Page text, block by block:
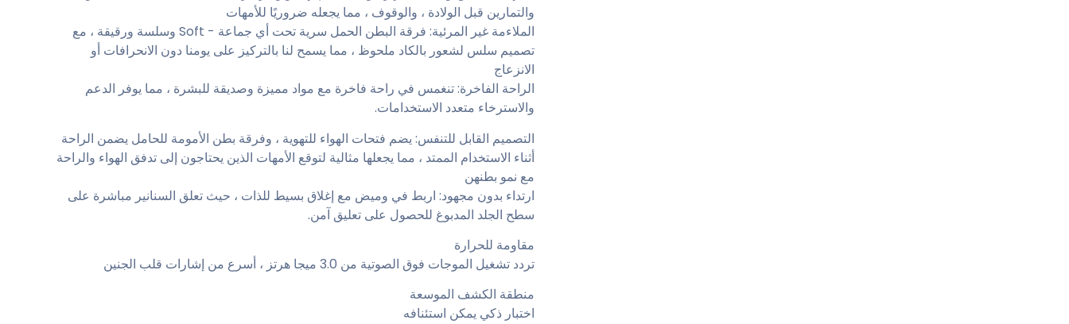
والتمارين قبل الولادة ، والوقوف ، مما يجعله ضروريًا للأمهات
الملاءمة غير المرئية: فرقة البطن الحمل سرية تحت أي جماعة - Soft وسلسة ورقيقة ، مع
تصميم سلس لشعور بالكاد ملحوظ ، مما يسمح لنا بالتركيز على يومنا دون الانحرافات أو
الانزعاج
الراحة الفاخرة: تنغمس في راحة فاخرة مع مواد مميزة وصديقة للبشرة ، مما يوفر الدعم
والاسترخاء متعدد الاستخدامات.
التصميم القابل للتنفس: يضم فتحات الهواء للتهوية ، وفرقة بطن الأمومة للحامل يضمن الراحة
أثناء الاستخدام الممتد ، مما يجعلها مثالية لتوقع الأمهات الذين يحتاجون إلى تدفق الهواء والراحة
مع نمو بطنهن
ارتداء بدون مجهود: اربط في وميض مع إغلاق بسيط للذات ، حيث تعلق السنانير مباشرة على
سطح الجلد المدبوغ للحصول على تعليق آمن.
مقاومة للحرارة
تردد تشغيل الموجات فوق الصوتية من 3.0 ميجا هرتز ، أسرع من إشارات قلب الجنين
منطقة الكشف الموسعة
اختبار ذكي يمكن استئنافه